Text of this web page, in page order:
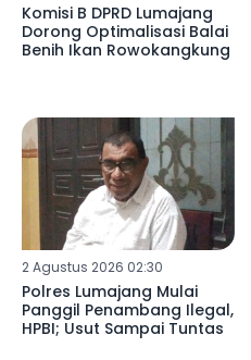
Komisi B DPRD Lumajang
Dorong Optimalisasi Balai
Benih Ikan Rowokangkung
2 Agustus 2026 02:30
Polres Lumajang Mulai
Panggil Penambang Ilegal,
HPBI; Usut Sampai Tuntas